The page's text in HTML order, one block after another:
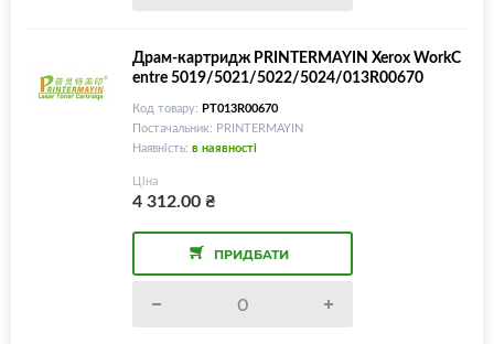
Драм-картридж PRINTERMAYIN Xerox WorkC
entre 5019/5021/5022/5024/013R00670
Код товару: PT013R00670
Постачальник: PRINTERMAYIN
Наявність: в наявності
Ціна
4 312.00₴
ПРИДБАТИ